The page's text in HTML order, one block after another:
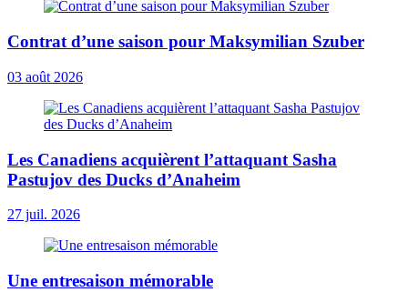
Contrat d’une saison pour Maksymilian Szuber
03 août 2026
Les Canadiens acquièrent l’attaquant Sasha
Pastujov des Ducks d’Anaheim
27 juil. 2026
Une entresaison mémorable